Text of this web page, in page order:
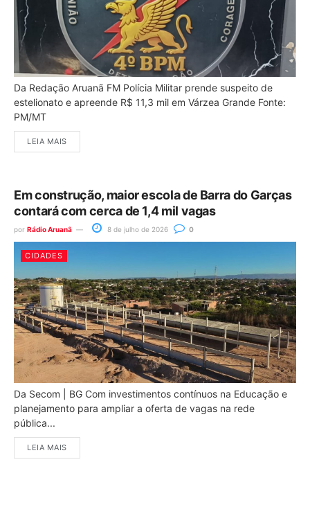
Da Redação Aruanã FM Polícia Militar prende suspeito de
estelionato e apreende R$ 11,3 mil em Várzea Grande Fonte:
PM/MT
LEIA MAIS
Em construção, maior escola de Barra do Garças
contará com cerca de 1,4 mil vagas
por Rádio Aruanã 8 de julho de 2026 0
CIDADES
Da Secom | BG Com investimentos contínuos na Educação e
planejamento para ampliar a oferta de vagas na rede
pública...
LEIA MAIS